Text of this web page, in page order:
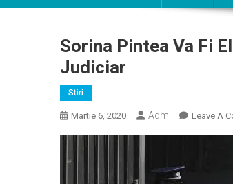
Sorina Pintea Va Fi
Judiciar
Stiri
Martie 6, 2020 Adm Leave A